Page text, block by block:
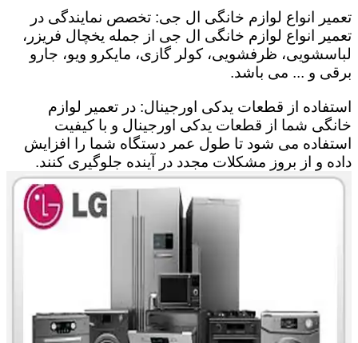
تعمیر انواع لوازم خانگی ال جی: تخصص نمایندگی در
تعمیر انواع لوازم خانگی ال جی از جمله یخچال فریزر،
لباسشویی، ظرفشویی، کولر گازی، مایکرو ویو، جارو
برقی و ... می باشد.
استفاده از قطعات یدکی اورجینال: در تعمیر لوازم
خانگی شما از قطعات یدکی اورجینال و با کیفیت
استفاده می شود تا طول عمر دستگاه شما را افزایش
داده و از بروز مشکلات مجدد در آینده جلوگیری کنند.